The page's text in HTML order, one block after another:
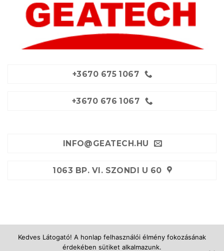
+3670 675 1067
+3670 676 1067
INFO@GEATECH.HU
1063 BP. VI. SZONDI U 60
GÉPKÖLCSÖNZÉS
KÖLCSÖNZÉSI FELTÉTELEK
Kedves Látogató! A honlap felhasználói élmény fokozásának
érdekében sütiket alkalmazunk.